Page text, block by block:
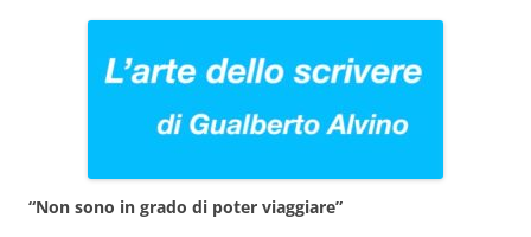
“Non sono in grado di poter viaggiare”